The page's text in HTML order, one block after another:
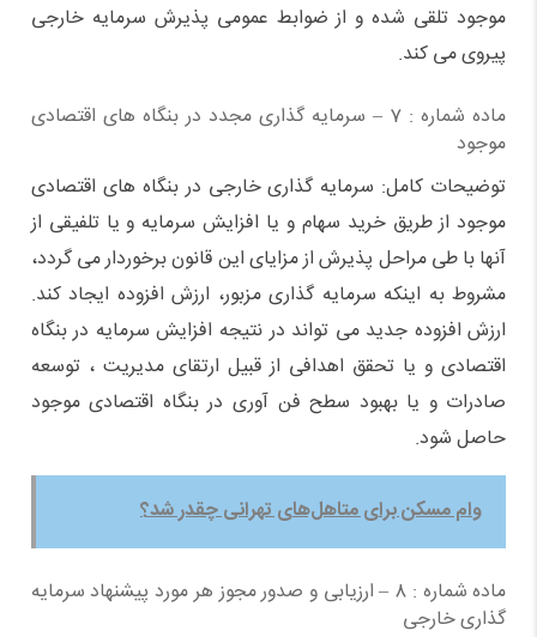
موجود تلقی شده و از ضوابط عمومی پذیرش سرمایه خارجی
پیروی می کند.
ماده شماره : 7 – سرمایه گذاری مجدد در بنگاه های اقتصادی
موجود
توضیحات کامل: سرمایه گذاری خارجی در بنگاه های اقتصادی
موجود از طریق خرید سهام و یا افزایش سرمایه و یا تلفیقی از
آنها با طی مراحل پذیرش از مزایای این قانون برخوردار می گردد،‌
مشروط به اینکه سرمایه گذاری مزبور، ارزش افزوده ایجاد کند.
ارزش افزوده جدید می تواند در نتیجه افزایش سرمایه در بنگاه
اقتصادی و یا تحقق اهدافی از قبیل ارتقای مدیریت ، توسعه
صادرات و یا بهبود سطح فن آوری در بنگاه اقتصادی موجود
حاصل شود.
وام مسکن برای متاهل‌های تهرانی چقدر شد؟
ماده شماره : 8 – ارزیابی و صدور مجوز هر مورد پیشنهاد سرمایه
گذاری خارجی